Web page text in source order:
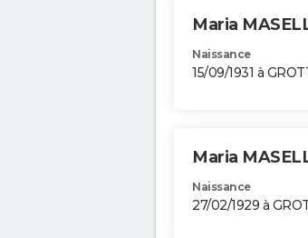
Maria
Naissance
15/09/1931 à
Maria
Naissance
27/02/1929 à